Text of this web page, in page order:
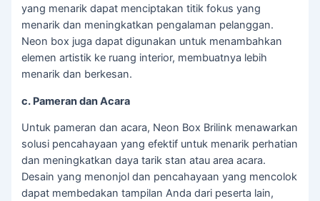
yang menarik dapat menciptakan titik fokus yang
menarik dan meningkatkan pengalaman pelanggan.
Neon box juga dapat digunakan untuk menambahkan
elemen artistik ke ruang interior, membuatnya lebih
menarik dan berkesan.
c. Pameran dan Acara
Untuk pameran dan acara, Neon Box Brilink menawarkan
solusi pencahayaan yang efektif untuk menarik perhatian
dan meningkatkan daya tarik stan atau area acara.
Desain yang menonjol dan pencahayaan yang mencolok
dapat membedakan tampilan Anda dari peserta lain,